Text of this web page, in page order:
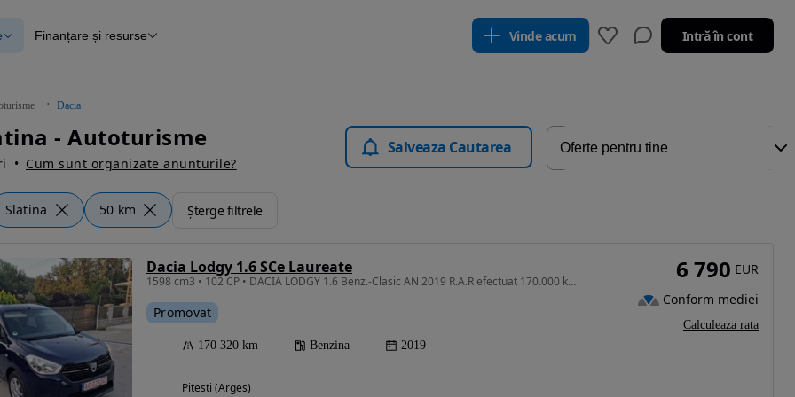
verificate
Blog Autovit.ro
Finanțare și resurse Vinde acum Intră în cont
Dacia
- Autoturisme
Cum sunt organizate anunturile?
Salveaza Cautarea
Slatina 50 km Șterge filtrele
Dacia Lodgy 1.6 SCe Laureate
1598 cm3 • 102 CP • DACIA LODGY 1.6 Benz.-Clasic AN 2019 R.A.R efectuat 170.000 km A,C.
Promovat
170 320 km Benzina 2019
Pitesti (Arges)
6 790 EUR
Conform mediei
Calculeaza rata